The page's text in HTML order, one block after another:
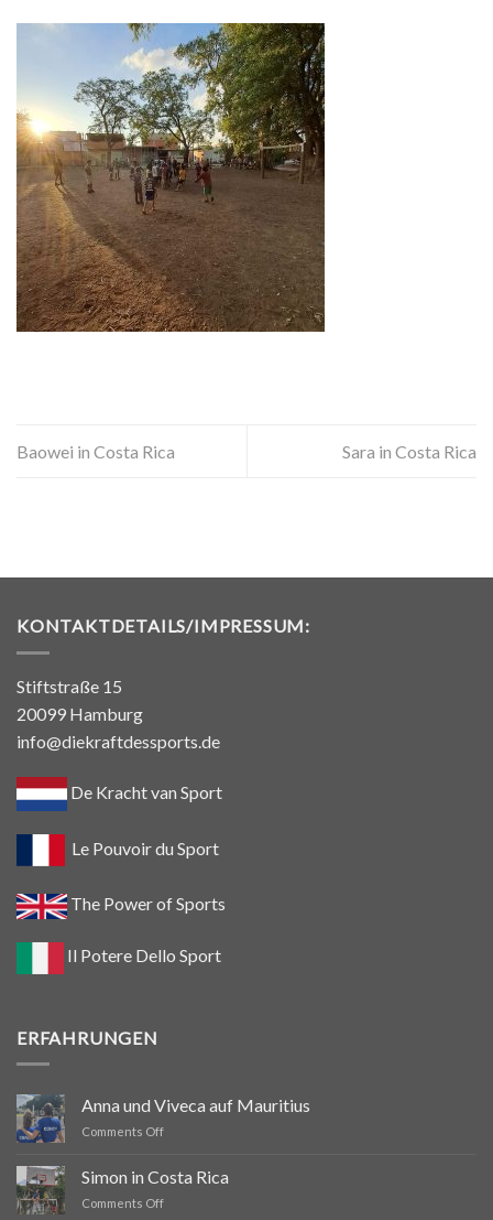
Baowei in Costa Rica Sara in Costa Rica
KONTAKTDETAILS/IMPRESSUM:
Stiftstraße 15
20099 Hamburg
info@diekraftdessports.de
De Kracht van Sport
Le Pouvoir du Sport
The Power of Sports
Il Potere Dello Sport
ERFAHRUNGEN
Anna und Viveca auf Mauritius
Comments Offon
Viveca
auf
Simon in Costa Rica
Comments Offon